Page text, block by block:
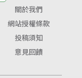
關於我們
網站授權條款
投稿須知
意見回饋